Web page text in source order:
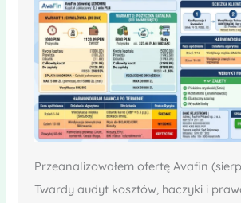
Przeanalizowałem ofertę Avafin
Twardy audyt kosztów, haczyki i